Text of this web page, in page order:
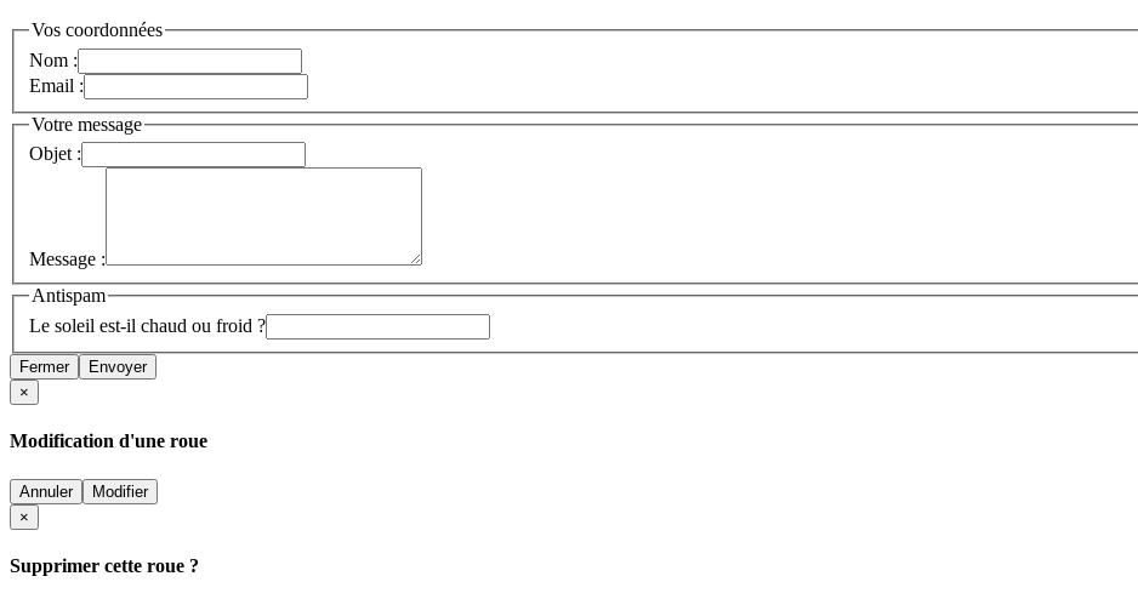
Vos coordonnées
Nom :
Email :
Votre message
Objet :
Message :
Antispam
Le soleil est-il chaud ou froid ?
Fermer
Envoyer
×
Modification d'une roue
Annuler
Modifier
×
Supprimer cette roue ?